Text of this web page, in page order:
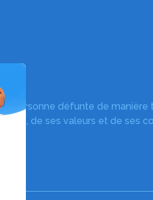
personne défunte de
de ses valeurs et de ses